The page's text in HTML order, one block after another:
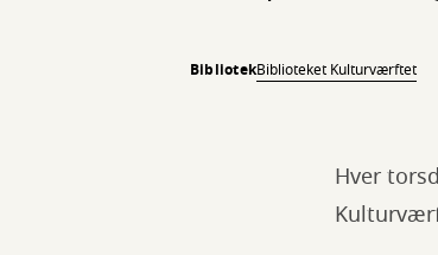
BibliotekBiblioteket Kulturværftet
Hver